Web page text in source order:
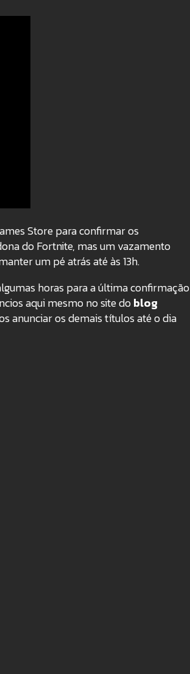
Store para confirmar os
do Fortnite, mas um vazamento
um pé atrás até às 13h.
horas para a última confirmação
aqui mesmo no site doblog
anunciar os demais títulos até o dia